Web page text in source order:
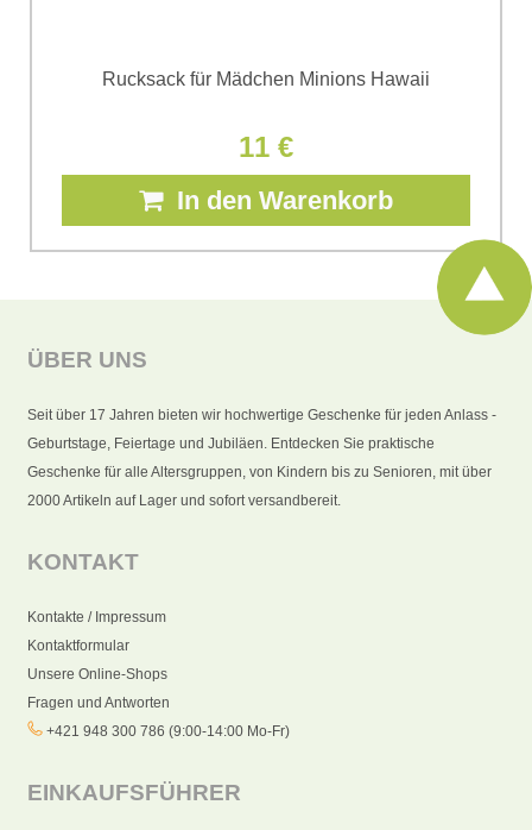
Rucksack für Mädchen Minions Hawaii
11 €
In den Warenkorb
ÜBER UNS
Seit über 17 Jahren bieten wir hochwertige Geschenke für jeden Anlass -
Geburtstage, Feiertage und Jubiläen. Entdecken Sie praktische
Geschenke für alle Altersgruppen, von Kindern bis zu Senioren, mit über
2000 Artikeln auf Lager und sofort versandbereit.
KONTAKT
Kontakte / Impressum
Kontaktformular
Unsere Online-Shops
Fragen und Antworten
+421 948 300 786 (9:00-14:00 Mo-Fr)
EINKAUFSFÜHRER